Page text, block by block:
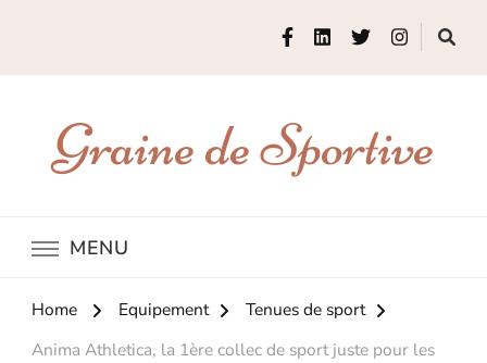
Graine de Sportive
MENU
Home Equipement
Tenues de sport
Anima Athletica, la 1ère collec de sport juste pour les